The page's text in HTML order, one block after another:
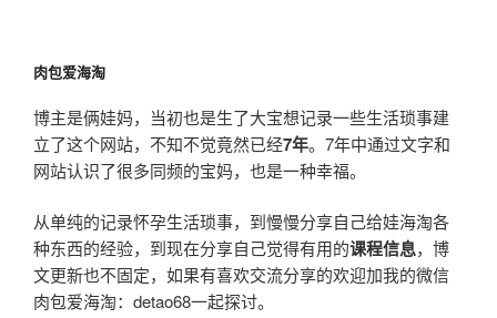
肉包爱海淘
博主是俩娃妈，当初也是生了大宝想记录一些生活琐事建
立了这个网站，不知不觉竟然已经7年。7年中通过文字和
网站认识了很多同频的宝妈，也是一种幸福。
从单纯的记录怀孕生活琐事，到慢慢分享自己给娃海淘各
种东西的经验，到现在分享自己觉得有用的课程信息，博
文更新也不固定，如果有喜欢交流分享的欢迎加我的微信
肉包爱海淘：detao68一起探讨。